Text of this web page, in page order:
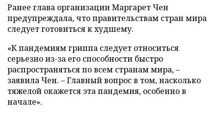
Ранее глава организации Маргарет Чен
предупреждала, что правительствам стран мира
следует готовиться к худшему.
«К пандемиям гриппа следует относиться
серьезно из-за его способности быстро
распространяться по всем странам мира, –
заявила Чен. – Главный вопрос в том, насколько
тяжелой окажется эта пандемия, особенно в
начале».